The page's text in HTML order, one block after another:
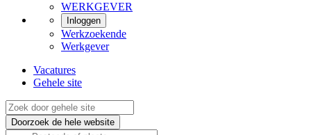
WERKGEVER
Inloggen
Werkzoekende
Werkgever
Vacatures
Gehele site